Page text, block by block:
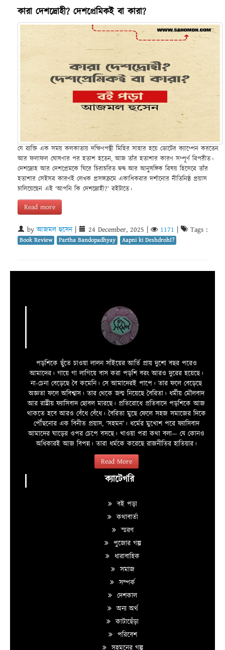
কারা দেশদ্রোহী? দেশপ্রেমিকই বা কারা?
যে ব্যক্তি এক সময় কলকাতায় দক্ষিণপন্থী মিহির সাহার হয়ে ভোটের ক্যাম্পেন করতেন
আর ফলাফল ঘোষণার পর হতাশ হতেন, আজ তাঁর হতাশার কারণ সম্পূর্ণ বিপরীত।
দেশদ্রোহ আর দেশপ্রেমকে ঘিরে চিরাচরিত দ্বন্দ্ব আর আনুষঙ্গিক বিষয় হিসেবে তাঁর
হতাশার সেইসব কারণই লেখক প্রসঙ্গক্রমে একাধিকবার দর্শানোর নীতিনিষ্ঠ প্রয়াস
চালিয়েছেন এই ‘আপনি কি দেশদ্রোহী?’ বইটাতে।
Read more
byআজমল হুসেন| 24 December, 2025 | 1171 | Tags :
Book Review Partha Bandopadhyay Aapni ki DeshdrohI?
পড়শিকে ছুঁতে চাওয়া লালন সাঁইয়ের আর্তি প্রায় দুশো বছর পরেও
আমাদের। গায়ে গা লাগিয়ে বাস করা পড়শি বরং আরও দুরের হয়েছে।
না-চেনা বেড়েছে বৈ কমেনি। সে আমাদেরই পাপে। তার ফলে বেড়েছে
অজ্ঞতা ফলে অবিশ্বাস। তার থেকে জন্ম নিয়েছে বৈরিতা। ধর্মীয় মৌলবাদ
আর রাষ্ট্রীয় ফ্যাসিবাদ ছোবল মারছে। প্রতিরোধে প্রতিবাদে পড়শিকে আজ
থাকতে হবে আরও বেঁধে বেঁধে। বৈরিতা মুছে ফেলে সহজ সমাজের দিকে
পৌঁছনোর এক বিনীত প্রয়াস, ‘সহমন’। ধর্মের মুখোশ পরে ফ্যাসিবাদ
আমাদের ঘাড়ের ওপর চেপে বসছে। খাওয়া পরা কথা বলা—­­ যে কোনও
অধিকারই আজ বিপন্ন। তারা ধর্মকে করেছে রাজনীতির হাতিয়ার।
Read More
ক্যাটেগরি
বই পড়া
কথাবার্তা
স্মরণ
পুজোর গল্প
ধারাবাহিক
সমাজ
সম্পর্ক
দেশকাল
অন্য অর্থ
কাটাছেঁড়া
পরিবেশ
সহমনের গল্প